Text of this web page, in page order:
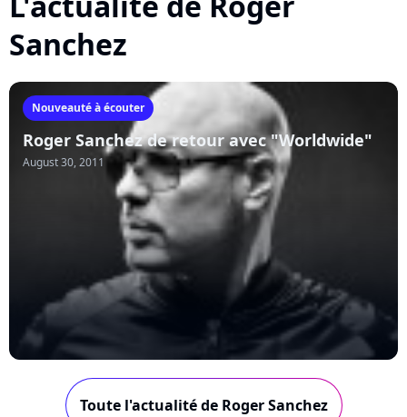
Sanchez
Nouveauté à écouter
Roger Sanchez de retour avec "Worldwide"
August 30, 2011
Toute l'actualité de Roger Sanchez